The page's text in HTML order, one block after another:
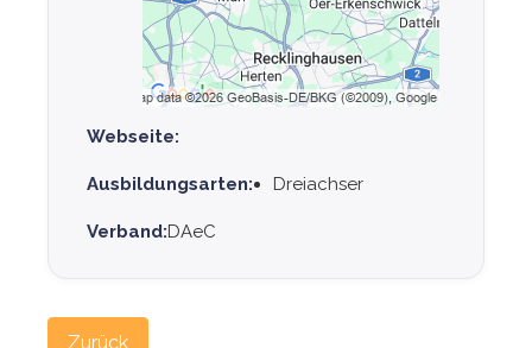
Webseite:
Ausbildungsarten: Dreiachser
Verband:DAeC
Zurück